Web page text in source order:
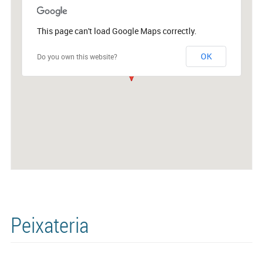
This page can't load Google Maps correctly.
Do you own this website? OK
Peixateria